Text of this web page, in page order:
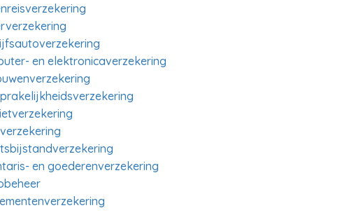
en elektronicaverzekering
en goederenverzekering